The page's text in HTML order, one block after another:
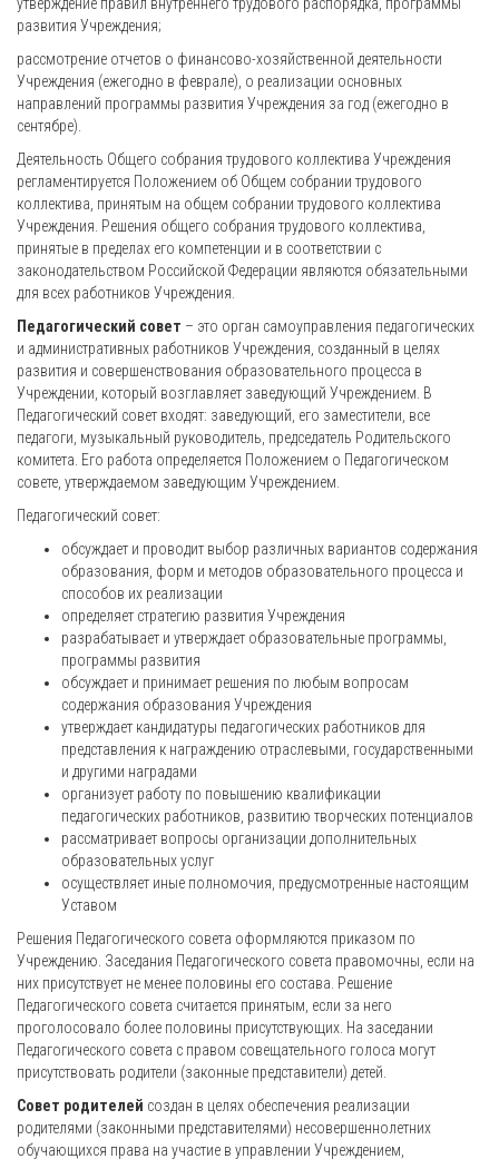
развития Учреждения;
рассмотрение отчетов о финансово-хозяйственной деятельности
Учреждения (ежегодно в феврале), о реализации основных
направлений программы развития Учреждения за год (ежегодно в
сентябре).
Деятельность Общего собрания трудового коллектива Учреждения
регламентируется Положением об Общем собрании трудового
коллектива, принятым на общем собрании трудового коллектива
Учреждения. Решения общего собрания трудового коллектива,
принятые в пределах его компетенции и в соответствии с
законодательством Российской Федерации являются обязательными
для всех работников Учреждения.
Педагогический совет – это орган самоуправления педагогических
и административных работников Учреждения, созданный в целях
развития и совершенствования образовательного процесса в
Учреждении, который возглавляет заведующий Учреждением. В
Педагогический совет входят: заведующий, его заместители, все
педагоги, музыкальный руководитель, председатель Родительского
комитета. Его работа определяется Положением о Педагогическом
совете, утверждаемом заведующим Учреждением.
Педагогический совет:
обсуждает и проводит выбор различных вариантов содержания
образования, форм и методов образовательного процесса и
способов их реализации
определяет стратегию развития Учреждения
разрабатывает и утверждает образовательные программы,
программы развития
обсуждает и принимает решения по любым вопросам
содержания образования Учреждения
утверждает кандидатуры педагогических работников для
представления к награждению отраслевыми, государственными
и другими наградами
организует работу по повышению квалификации
педагогических работников, развитию творческих потенциалов
рассматривает вопросы организации дополнительных
образовательных услуг
осуществляет иные полномочия, предусмотренные настоящим
Уставом
Решения Педагогического совета оформляются приказом по
Учреждению. Заседания Педагогического совета правомочны, если на
них присутствует не менее половины его состава. Решение
Педагогического совета считается принятым, если за него
проголосовало более половины присутствующих. На заседании
Педагогического совета с правом совещательного голоса могут
присутствовать родители (законные представители) детей.
Совет родителей создан в целях обеспечения реализации
родителями (законными представителями) несовершеннолетних
обучающихся права на участие в управлении Учреждением,